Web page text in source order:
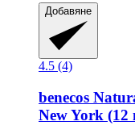
Добавяне
4.5 (4)
benecos
New York (12